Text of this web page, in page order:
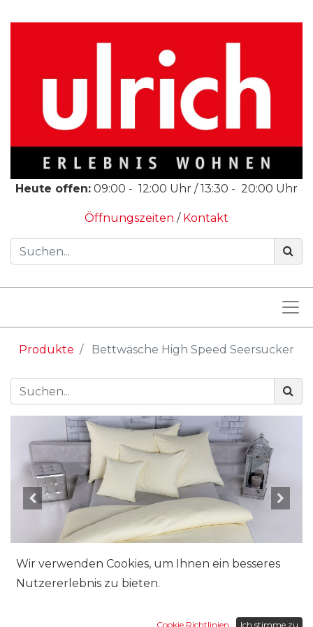
Heute offen: 09:00 - 12:00 Uhr /13:30 - 20:00 Uhr
Öffnungszeiten / Kontakt
Produkte Bettwäsche High Speed Seersucker
Wir verwenden Cookies, um Ihnen ein besseres
Nutzererlebnis zu bieten.
Cookie Richtlinien Ich stimme zu